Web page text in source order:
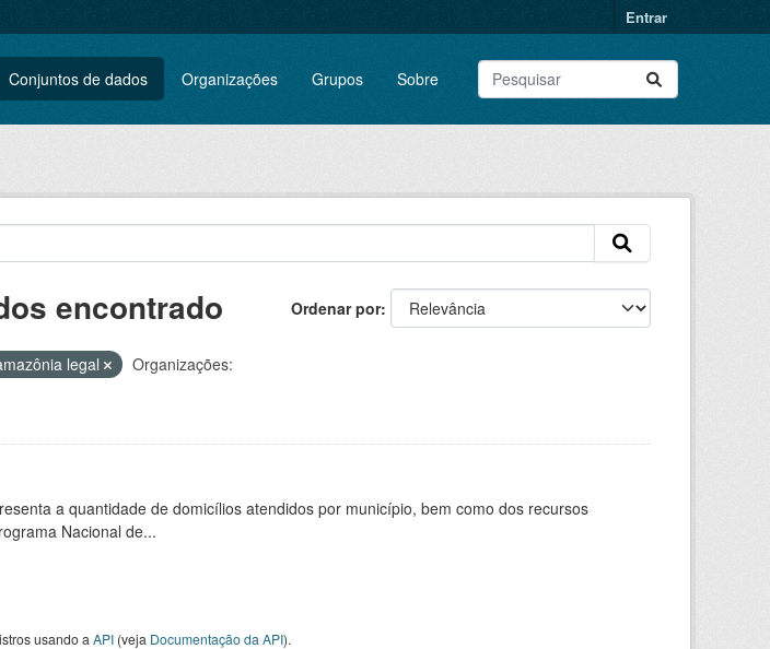
Entrar
Conjuntos de dados Organizações Grupos Sobre
Ordenar por
encontrado
legal
Organizações:
a quantidade de domicílios atendidos por município, bem como dos recursos
Nacional de...
usando a API(veja Documentação da API).